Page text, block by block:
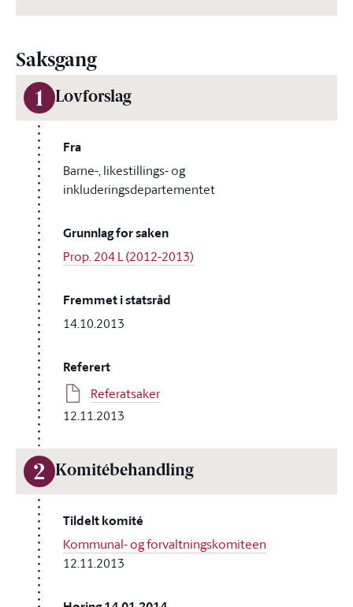
Saksgang
1 Lovforslag
Fra
Barne-, likestillings- og
inkluderingsdepartementet
Grunnlag for saken
Prop. 204 L (2012-2013)
Fremmet i statsråd
14.10.2013
Referert
Referatsaker
12.11.2013
2 Komitébehandling
Tildelt komité
Kommunal- og forvaltningskomiteen
12.11.2013